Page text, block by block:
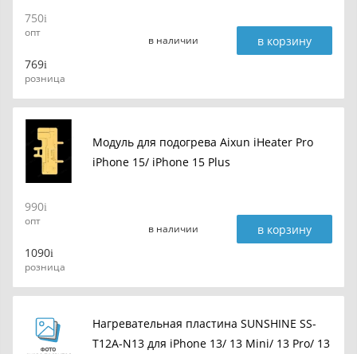
750
опт
769
розница
в наличии в корзину
Модуль для подогрева Aixun iHeater Pro
iPhone 15/ iPhone 15 Plus
990
опт
1090
розница
в наличии в корзину
Нагревательная пластина SUNSHINE SS-
T12A-N13 для iPhone 13/ 13 Mini/ 13 Pro/ 13